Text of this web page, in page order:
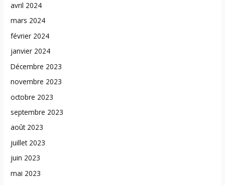
avril 2024
mars 2024
février 2024
janvier 2024
Décembre 2023
novembre 2023
octobre 2023
septembre 2023
août 2023
juillet 2023
juin 2023
mai 2023